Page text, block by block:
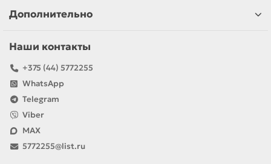
Дополнительно
Наши контакты
+375 (44) 5772255
WhatsApp
Telegram
Viber
MAX
5772255@list.ru